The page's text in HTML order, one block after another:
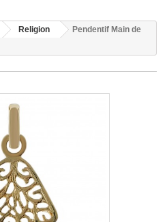
Religion
Pendentif Main de